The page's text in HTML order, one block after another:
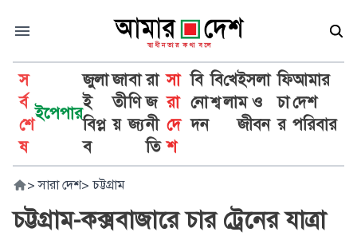
স
র্ব
শে
ষ
ইপেপার
জুলা
ই
বিপ্ল
ব
জা
তী
য়
বা
ণি
জ্য
রা
জ
নী
তি
সা
রা
দে
শ
বি
নো
দন
বি
শ্ব
খে
লা
ইসলা
ম ও
জীবন
ফি
চা
র
আমার
দেশ
পরিবার
> সারা দেশ> চট্টগ্রাম
চট্টগ্রাম-কক্সবাজারে চার ট্রেনের যাত্রা